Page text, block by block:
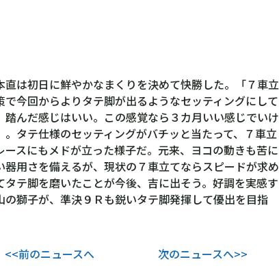
は初日に鮮やかなまくりを決めて快勝した。「７車立
で今回からよりタテ脚が出るようなセッティングにして
踏んだ感じはいい。この感覚なら３カ月いい感じでいけ
。タテ仕様のセッティングがバチッと当たって、７車立
ースにもメドが立った様子だ。元来、ヨコの動きも苦に
器用さを備えるが、現状の７車立てならスピードが求め
タテ脚を磨いたことが今後、吉に出そう。好調を実感す
の獅子が、準決９Ｒも鋭いタテ脚発揮して優出を目指
<<前のニュースへ 次のニュースへ>>